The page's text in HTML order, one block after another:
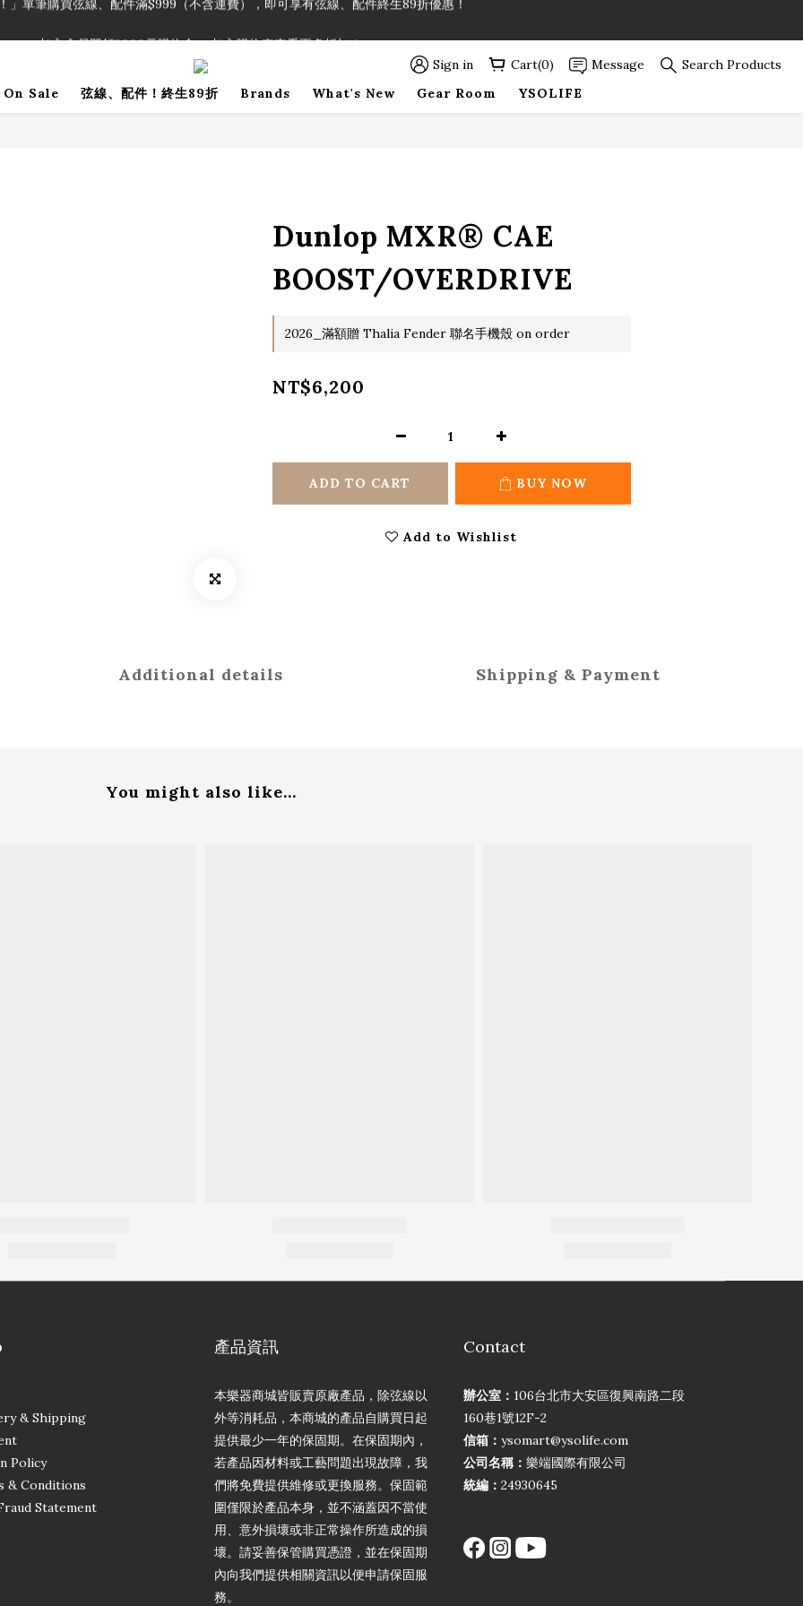
！」單筆購買弦線、配件滿$999（不含運費），即可享有弦線、配件終生89折優惠！
Sign in Cart(0) Message
Search Products
On Sale 弦線、配件！終生89折 Brands What's New Gear Room YSOLIFE
Dunlop MXR® CAE
BOOST/OVERDRIVE
2026_滿額贈 Thalia Fender 聯名手機殼 on order
NT$6,200
ADD TO CART BUY NOW
Add to Wishlist
Additional details Shipping & Payment
You might also like...
& Shipping
Policy
& Conditions
Statement
產品資訊
本樂器商城皆販賣原廠產品，除弦線以
外等消耗品，本商城的產品自購買日起
提供最少一年的保固期。在保固期內，
若產品因材料或工藝問題出現故障，我
們將免費提供維修或更換服務。保固範
圍僅限於產品本身，並不涵蓋因不當使
用、意外損壞或非正常操作所造成的損
壞。請妥善保管購買憑證，並在保固期
內向我們提供相關資訊以便申請保固服
務。
Contact
辦公室： 106台北市大安區復興南路二段
160巷1號12F-2
信箱： ysomart@ysolife.com
公司名稱： 樂端國際有限公司
統編： 24930645